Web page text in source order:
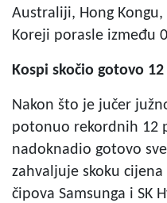
Australiji, Hong Kongu,
Koreji porasle između
Kospi skočio gotovo
Nakon što je jučer
potonuo rekordnih 12
nadoknadio gotovo
zahvaljuje skoku
čipova Samsunga i SK